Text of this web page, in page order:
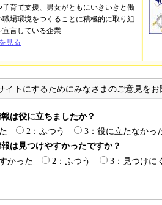
子育て支援、男女がともにいきいきと働
職場環境をつくることに積極的に取り組
宣言している企業
見る
イトにするためにみなさまのご意見を
は役に立ちましたか？
2：ふつう
3：役に立たなかっ
は見つけやすかったですか？
かった
2：ふつう 3：見つけに